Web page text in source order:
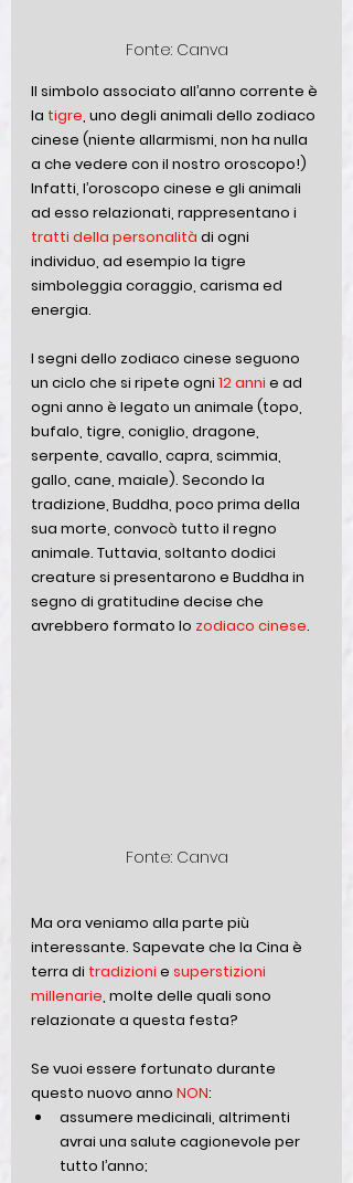
Fonte: Canva
Il simbolo associato all’anno corrente è
la tigre, uno degli animali dello zodiaco
cinese (niente allarmismi, non ha nulla
a che vedere con il nostro oroscopo!)
Infatti, l’oroscopo cinese e gli animali
ad esso relazionati, rappresentano i
tratti della personalità di ogni
individuo, ad esempio la tigre
simboleggia coraggio, carisma ed
energia.
I segni dello zodiaco cinese seguono
un ciclo che si ripete ogni 12 anni e ad
ogni anno è legato un animale (topo,
bufalo, tigre, coniglio, dragone,
serpente, cavallo, capra, scimmia,
gallo, cane, maiale). Secondo la
tradizione, Buddha, poco prima della
sua morte, convocò tutto il regno
animale. Tuttavia, soltanto dodici
creature si presentarono e Buddha in
segno di gratitudine decise che
avrebbero formato lo zodiaco cinese.
Fonte: Canva
Ma ora veniamo alla parte più
interessante. Sapevate che la Cina è
terra di tradizioni e superstizioni
millenarie, molte delle quali sono
relazionate a questa festa?
Se vuoi essere fortunato durante
questo nuovo anno NON:
assumere medicinali, altrimenti
avrai una salute cagionevole per
tutto l’anno;